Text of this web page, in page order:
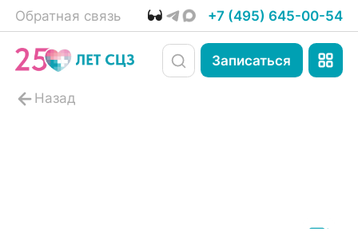
Обратная связь +7 (495) 645-00-54
Записаться